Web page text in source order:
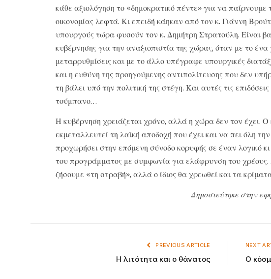
κάθε αξιολόγηση το «δημοκρατικό πέντε» για να παίρνουμε
οικονομίας λεφτά. Κι επειδή κάηκαν από τον κ. Γιάννη
υπουργούς τώρα φυσούν τον κ. Δημήτρη Στρατούλη. Είναι
κυβέρνησης για την αναξιοπιστία της χώρας, όταν με το ένα
μεταρρυθμίσεις και με το άλλο υπέγραφε υπουργικές
και η ευθύνη της προηγούμενης αντιπολίτευσης που δεν
τη βάλει υπό την πολιτική της στέγη. Και αυτές τις
τούμπανο…
Η κυβέρνηση χρειάζεται χρόνο, αλλά η χώρα δεν τον έχει.
εκμεταλλευτεί τη λαϊκή αποδοχή που έχει και να πει όλη
προχωρήσει στην επόμενη σύνοδο κορυφής σε έναν λογικό
του προγράμματος με συμφωνία για ελάφρυνση του χρέους.
ζήσουμε «τη στραβή», αλλά ο ίδιος θα χρεωθεί και τα
Δημοσιεύτηκε στην
PREVIOUS ARTICLE
Η λιτότητα και ο θάνατος
NEXT
Ο